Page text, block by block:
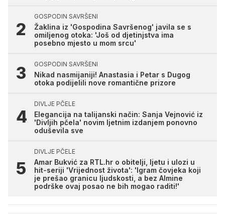
GOSPODIN SAVRŠENI
Žaklina iz 'Gospodina Savršenog' javila se s
omiljenog otoka: 'Još od djetinjstva ima
posebno mjesto u mom srcu'
GOSPODIN SAVRŠENI
Nikad nasmijaniji! Anastasia i Petar s Dugog
otoka podijelili nove romantične prizore
DIVLJE PČELE
Elegancija na talijanski način: Sanja Vejnović iz
'Divljih pčela' novim ljetnim izdanjem ponovno
oduševila sve
DIVLJE PČELE
Amar Bukvić za RTL.hr o obitelji, ljetu i ulozi u
hit-seriji 'Vrijednost života': 'Igram čovjeka koji
je prešao granicu ljudskosti, a bez Almine
podrške ovaj posao ne bih mogao raditi!'